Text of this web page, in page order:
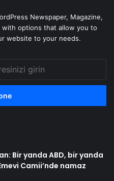
Newspaper, Magazine,
with options that allow you to
website to your needs.
Bir yanda ABD, bir yanda
Camii’nde namaz